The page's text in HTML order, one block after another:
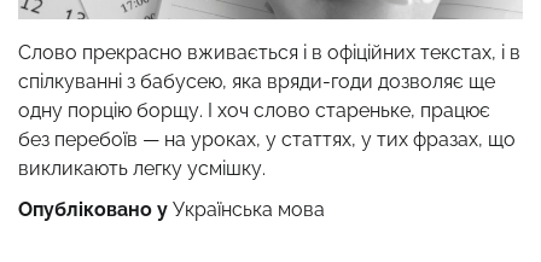
Слово прекрасно вживається і в офіційних текстах, і в
спілкуванні з бабусею, яка вряди-годи дозволяє ще
одну порцію борщу. І хоч слово стареньке, працює
без перебоїв — на уроках, у статтях, у тих фразах, що
викликають легку усмішку.
Опубліковано у Українська мова